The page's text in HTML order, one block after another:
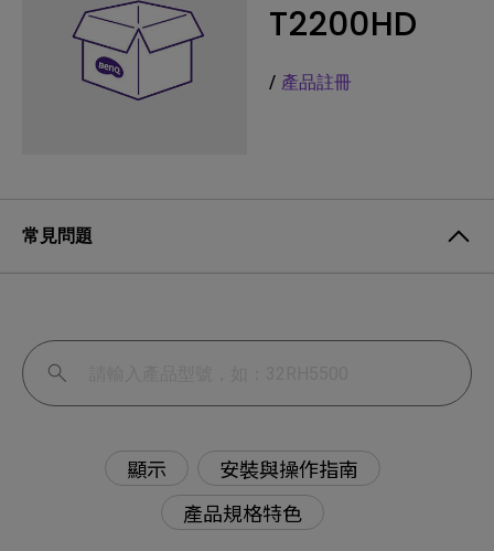
T2200HD
/ 產品註冊
常見問題
顯示
安裝與操作指南
產品規格特色